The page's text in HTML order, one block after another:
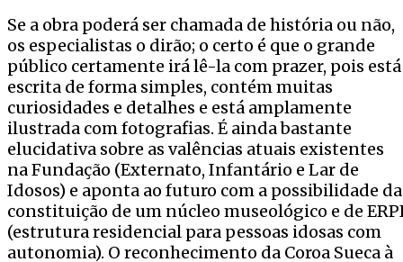
Se a obra poderá ser chamada de história ou não,
os especialistas o dirão; o certo é que o grande
público certamente irá lê-la com prazer, pois está
escrita de forma simples, contém muitas
curiosidades e detalhes e está amplamente
ilustrada com fotografias. É ainda bastante
elucidativa sobre as valências atuais existentes
na Fundação (Externato, Infantário e Lar de
Idosos) e aponta ao futuro com a possibilidade da
constituição de um núcleo museológico e de
(estrutura residencial para pessoas idosas com
autonomia). O reconhecimento da Coroa Sueca à